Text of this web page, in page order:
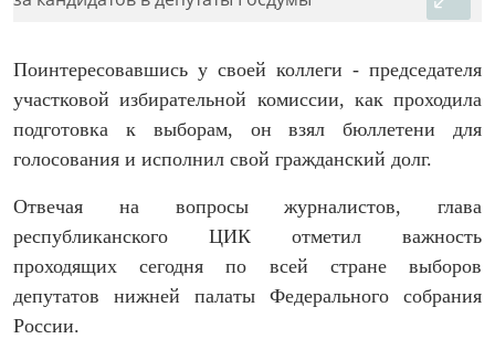
Поинтересовавшись у своей коллеги - председателя
участковой избирательной комиссии, как проходила
подготовка к выборам, он взял бюллетени для
голосования и исполнил свой гражданский долг.
Отвечая на вопросы журналистов, глава
республиканского ЦИК отметил важность
проходящих сегодня по всей стране выборов
депутатов нижней палаты Федерального собрания
России.